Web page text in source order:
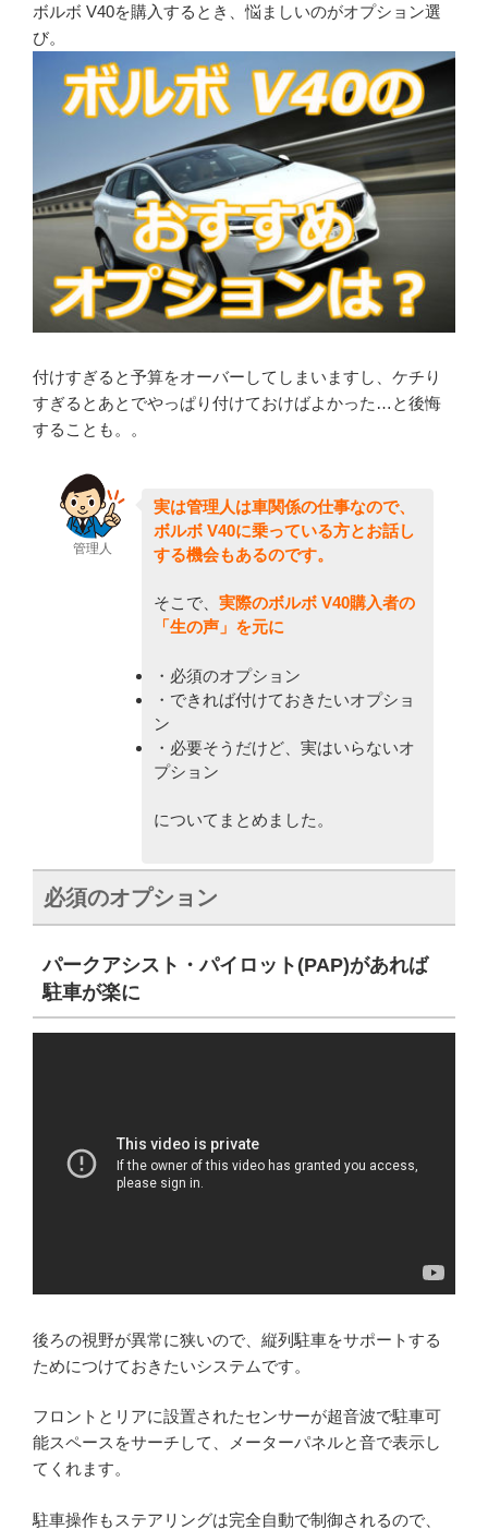
ボルボ V40を購入するとき、悩ましいのがオプション選
び。
付けすぎると予算をオーバーしてしまいますし、ケチり
すぎるとあとでやっぱり付けておけばよかった…と後悔
することも。。
管理人
実は管理人は車関係の仕事なので、
ボルボ V40に乗っている方とお話し
する機会もあるのです。
そこで、 実際のボルボ V40購入者の
「生の声」を元に
・必須のオプション
・できれば付けておきたいオプショ
ン
・必要そうだけど、実はいらないオ
プション
についてまとめました。
必須のオプション
パークアシスト・パイロット(PAP)があれば
駐車が楽に
後ろの視野が異常に狭いので、縦列駐車をサポートする
ためにつけておきたいシステムです。
フロントとリアに設置されたセンサーが超音波で駐車可
能スペースをサーチして、メーターパネルと音で表示し
てくれます。
駐車操作もステアリングは完全自動で制御されるので、